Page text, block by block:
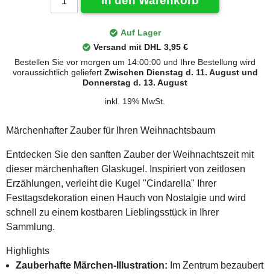
Auf Lager
Versand mit DHL 3,95 €
Bestellen Sie vor morgen um 14:00:00 und Ihre Bestellung wird
voraussichtlich geliefert Zwischen Dienstag d. 11. August und
Donnerstag d. 13. August
inkl. 19% MwSt.
Märchenhafter Zauber für Ihren Weihnachtsbaum
Entdecken Sie den sanften Zauber der Weihnachtszeit mit
dieser märchenhaften Glaskugel. Inspiriert von zeitlosen
Erzählungen, verleiht die Kugel "Cindarella" Ihrer
Festtagsdekoration einen Hauch von Nostalgie und wird
schnell zu einem kostbaren Lieblingsstück in Ihrer
Sammlung.
Highlights
Zauberhafte Märchen-Illustration: Im Zentrum bezaubert